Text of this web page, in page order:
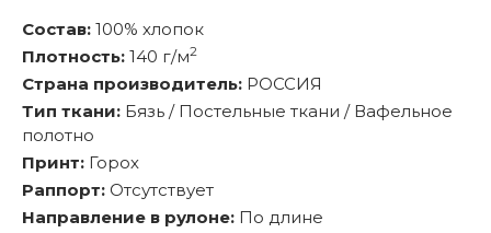
Состав: 100% хлопок
Плотность: 140 г/м2
Страна производитель: РОССИЯ
Тип ткани: Бязь / Постельные ткани / Вафельное
полотно
Принт: Горох
Раппорт: Отсутствует
Направление в рулоне: По длине